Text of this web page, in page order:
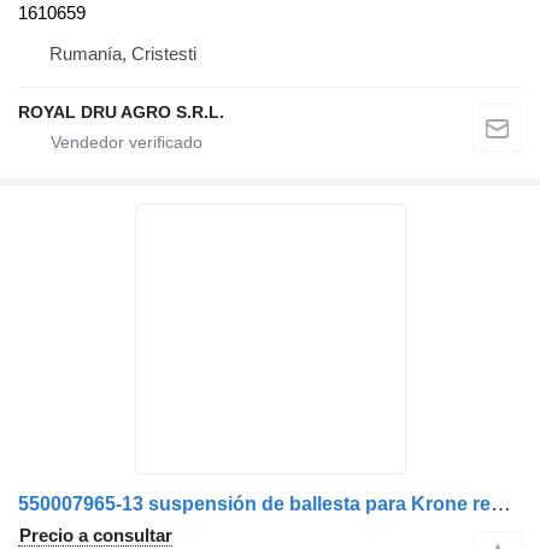
1610659
Rumanía, Cristesti
ROYAL DRU AGRO S.R.L.
550007965-13 suspensión de ballesta para Krone remolque
Precio a consultar